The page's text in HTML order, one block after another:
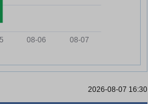
2026-08-07 16:30